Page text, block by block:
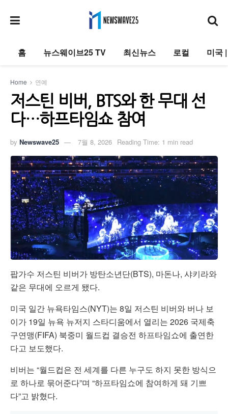
홈 뉴스웨이브25 TV 최신뉴스 로컬 미국
Home 연예
저스틴 비버, BTS와 한 무대 선
다…하프타임쇼 참여
by Newswave25 7월 8, 2026 Reading Time: 1 min read
팝가수 저스틴 비버가 방탄소년단(BTS), 마돈나, 샤키라와
같은 무대에 오르게 됐다.
미국 일간 뉴욕타임스(NYT)는 8일 저스틴 비버와 버나 보
이가 19일 뉴욕 뉴저지 스타디움에서 열리는 2026 국제축
구연맹(FIFA) 북중미 월드컵 결승전 하프타임쇼에 출연한
다고 보도했다.
비버는 “월드컵은 전 세계를 다른 누구도 하지 못한 방식으
로 하나로 묶어준다”며 “하프타임쇼에 참여하게 돼 기쁘
다”고 밝혔다.